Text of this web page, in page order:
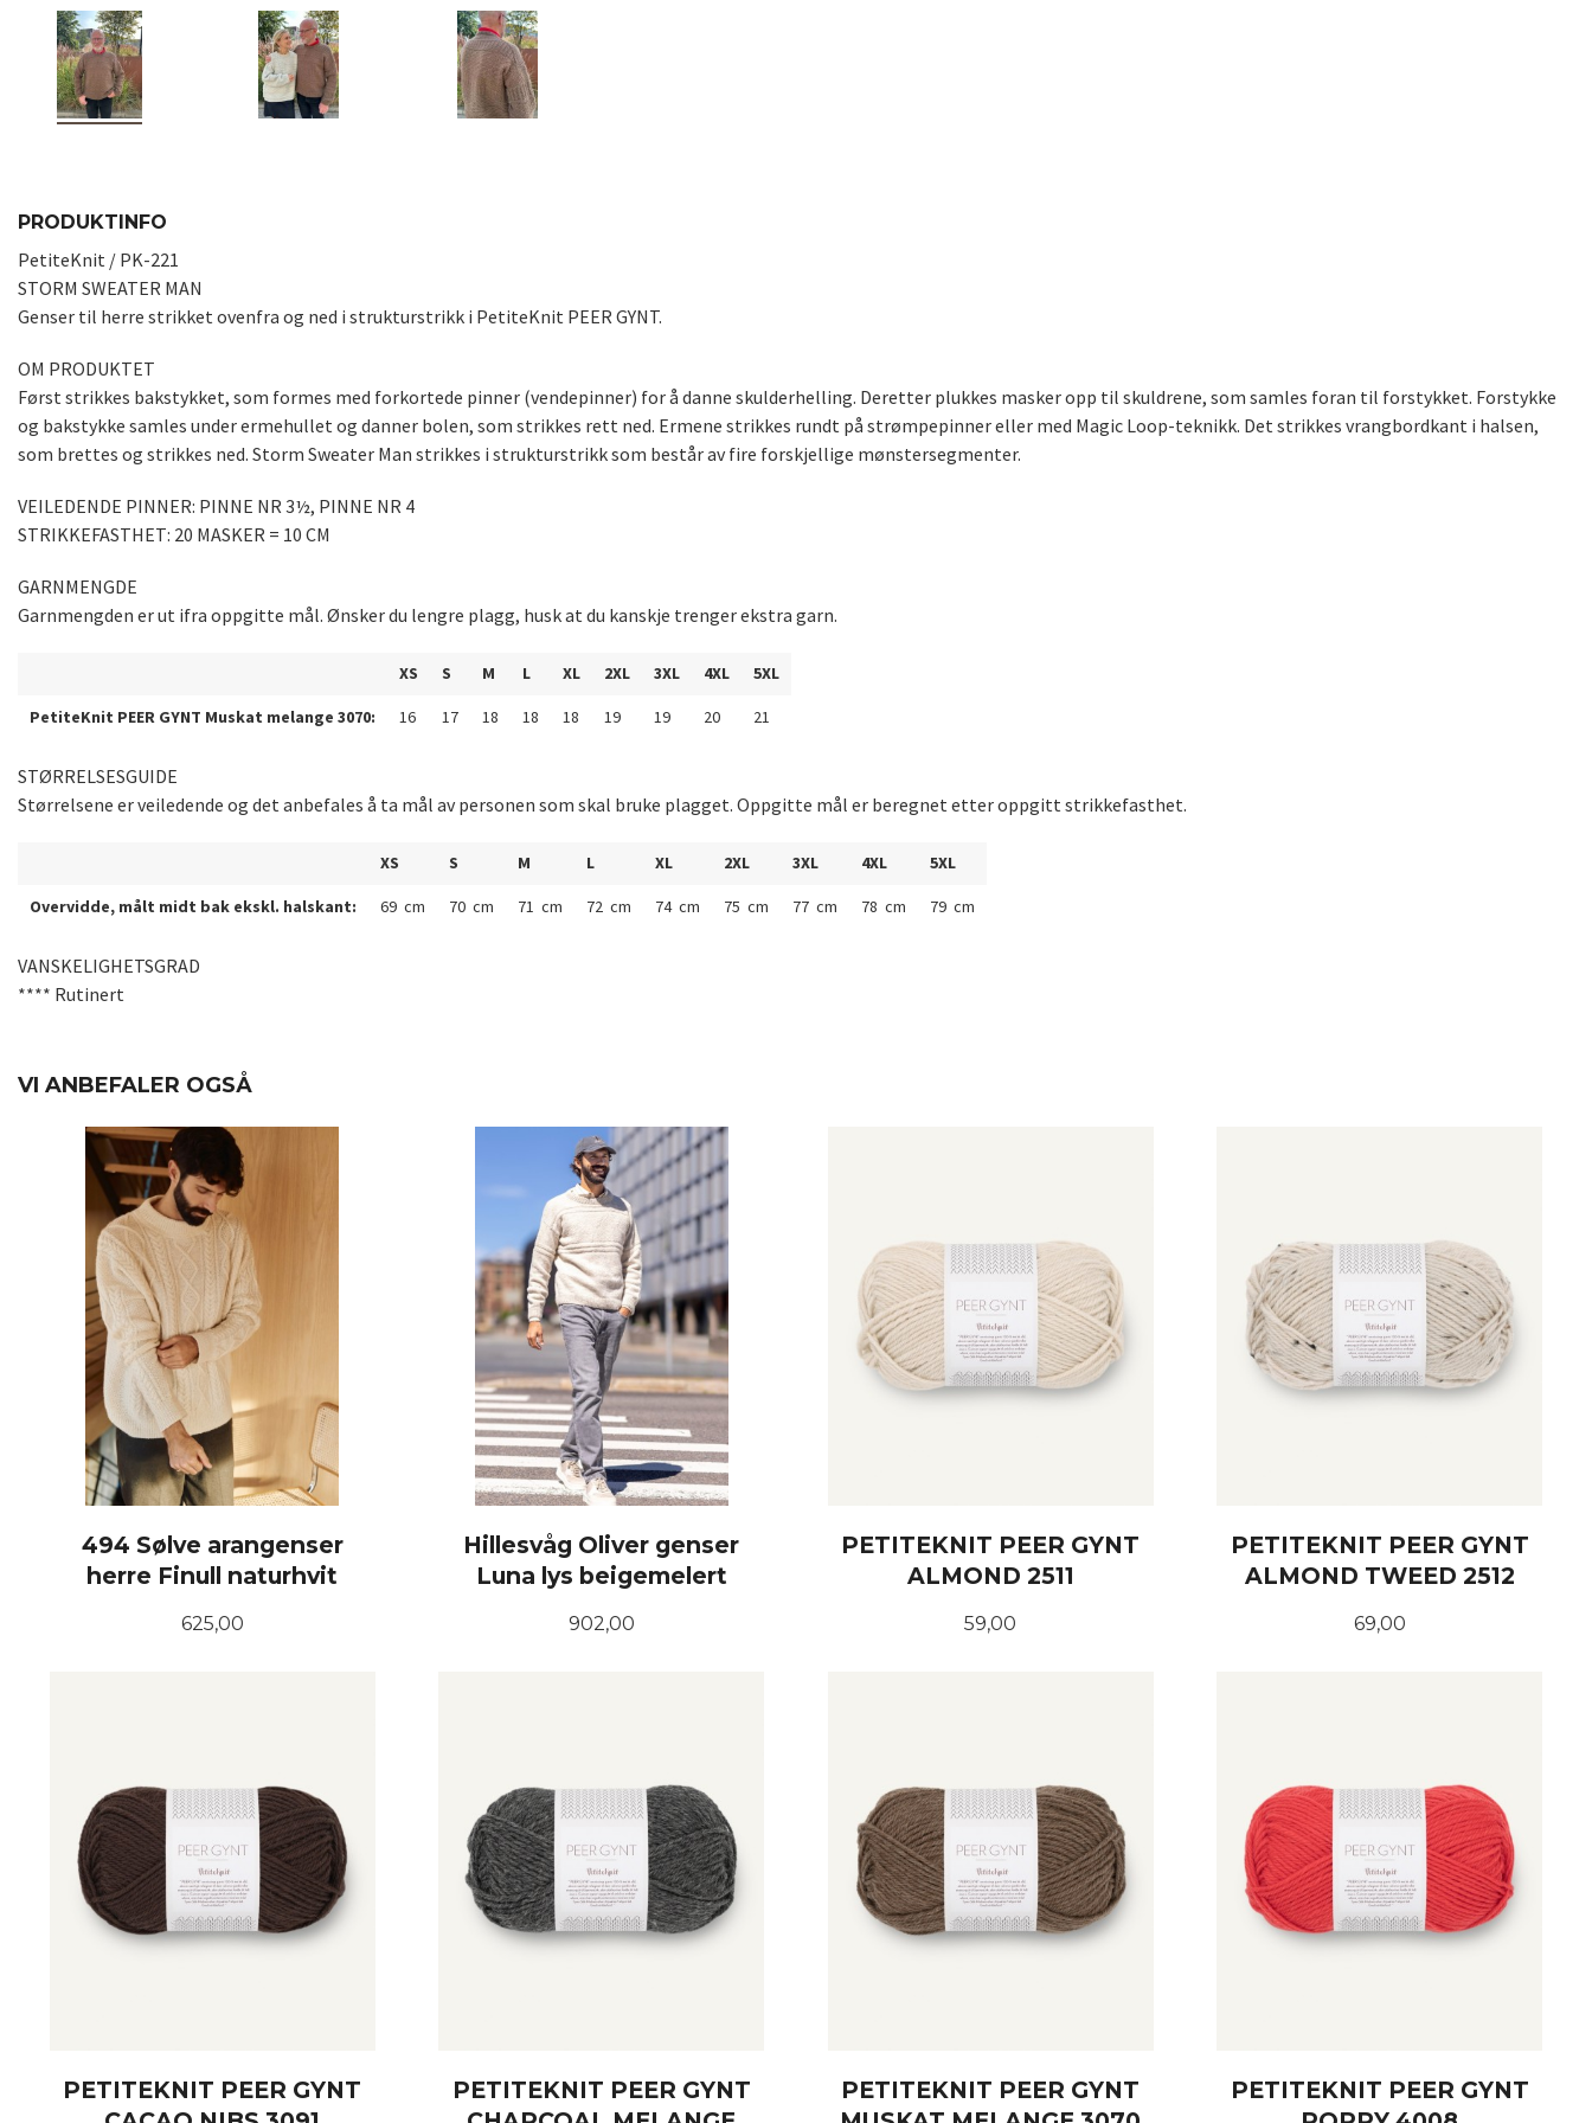
PRODUKTINFO
PetiteKnit / PK-221
STORM SWEATER MAN
Genser til herre strikket ovenfra og ned i strukturstrikk i PetiteKnit PEER GYNT.
OM PRODUKTET
Først strikkes bakstykket, som formes med forkortede pinner (vendepinner) for å danne skulderhelling. Deretter plukkes masker opp til skuldrene, som samles foran til forstykket. Forstykke
og bakstykke samles under ermehullet og danner bolen, som strikkes rett ned. Ermene strikkes rundt på strømpepinner eller med Magic Loop-teknikk. Det strikkes vrangbordkant i halsen,
som brettes og strikkes ned. Storm Sweater Man strikkes i strukturstrikk som består av fire forskjellige mønstersegmenter.
VEILEDENDE PINNER: PINNE NR 3½, PINNE NR 4
STRIKKEFASTHET: 20 MASKER = 10 CM
GARNMENGDE
Garnmengden er ut ifra oppgitte mål. Ønsker du lengre plagg, husk at du kanskje trenger ekstra garn.
XS S M L XL 2XL 3XL 4XL 5XL
PetiteKnit PEER GYNT Muskat melange 3070: 16 17 18 18 18 19 19 20 21
STØRRELSESGUIDE
Størrelsene er veiledende og det anbefales å ta mål av personen som skal bruke plagget. Oppgitte mål er beregnet etter oppgitt strikkefasthet.
XS S M L XL 2XL 3XL 4XL 5XL
Overvidde, målt midt bak ekskl. halskant: 69 cm 70 cm 71 cm 72 cm 74 cm 75 cm 77 cm 78 cm 79 cm
VANSKELIGHETSGRAD
**** Rutinert
VI ANBEFALER OGSÅ
494 Sølve arangenser
herre Finull naturhvit
Pris
625,00
Hillesvåg Oliver genser
Luna lys beigemelert
Pris
902,00
PETITEKNIT PEER GYNT
ALMOND 2511
Pris
59,00
PETITEKNIT PEER GYNT
ALMOND TWEED 2512
Pris
69,00
PETITEKNIT PEER GYNT
PETITEKNIT PEER GYNT
PETITEKNIT PEER GYNT
PETITEKNIT PEER GYNT